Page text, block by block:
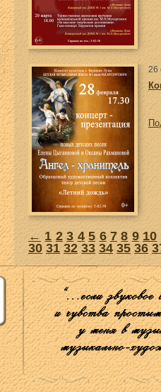
26
← 1 2 3 4 5 6 7 8 9 10
30 31 32 33 34 35 36